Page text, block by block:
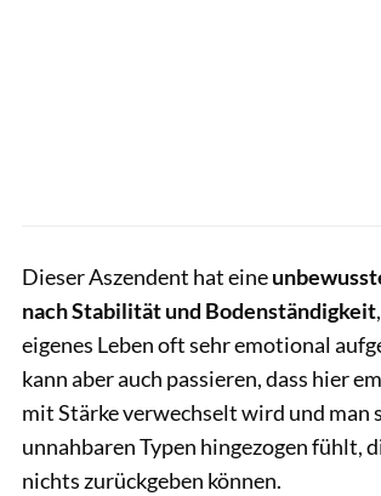
Dieser Aszendent hat eine
nach Stabilität und Bodenständigkeit
eigenes Leben oft sehr emotional
kann aber auch passieren, dass hier
mit Stärke verwechselt wird und man
unnahbaren Typen hingezogen fühlt,
nichts zurückgeben können.